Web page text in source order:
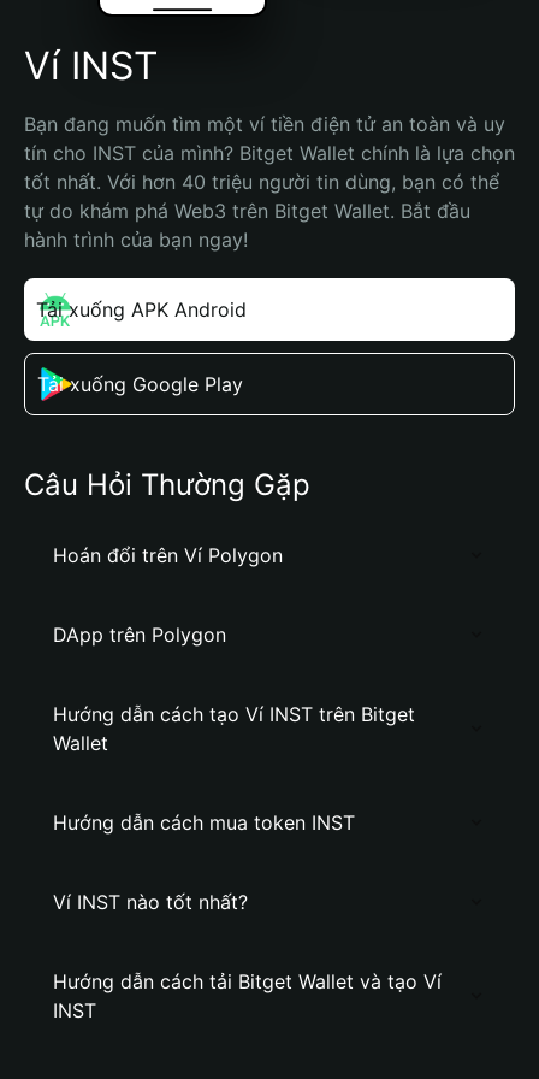
Ví INST
Bạn đang muốn tìm một ví tiền điện tử an toàn và uy
tín cho INST của mình? Bitget Wallet chính là lựa chọn
tốt nhất. Với hơn 40 triệu người tin dùng, bạn có thể
tự do khám phá Web3 trên Bitget Wallet. Bắt đầu
hành trình của bạn ngay!
Tải xuống APK Android
Tải xuống Google Play
Câu Hỏi Thường Gặp
Hoán đổi trên Ví Polygon
DApp trên Polygon
Hướng dẫn cách tạo Ví INST trên Bitget
Wallet
Hướng dẫn cách mua token INST
Ví INST nào tốt nhất?
Hướng dẫn cách tải Bitget Wallet và tạo Ví
INST